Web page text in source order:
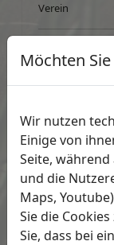
Verein
Wir
Webseite.
Möchten
Wir nutzen
Einige von
Seite,
und die
Maps,
Sie die
Sie, dass bei